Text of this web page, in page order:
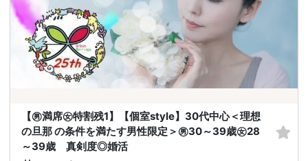
【㊚満席㊛特割残1】【個室style】30代中心＜理想
の旦那 の条件を満たす男性限定＞㊚30～39歳㊛28
～39歳 真剣度◎婚活